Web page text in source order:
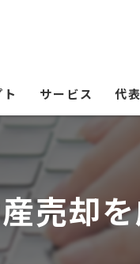
サービス 代
売却